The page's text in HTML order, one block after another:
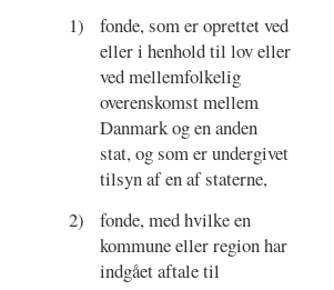
1)
fonde, som er oprettet ved
eller i henhold til lov eller
ved mellemfolkelig
overenskomst mellem
Danmark og en anden
stat, og som er undergivet
tilsyn af en af staterne,
2)
fonde, med hvilke en
kommune eller region har
indgået aftale til